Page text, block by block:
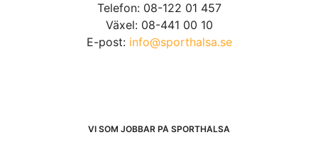
Telefon: 08-122 01 457
Växel: 08-441 00 10
E-post: info@sporthalsa.se
VI SOM JOBBAR PÅ SPORTHÄLSA